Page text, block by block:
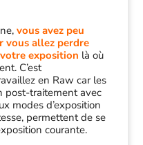
vous avez peu
vous allez perdre
exposition là où
C’est
en Raw car les
post-traitement avec
modes d’exposition
permettent de se
courante.